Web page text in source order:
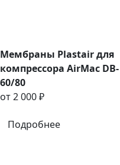
Мембраны Plastair для
компрессора AirMac DB-
60/80
от 2 000 ₽
Подробнее